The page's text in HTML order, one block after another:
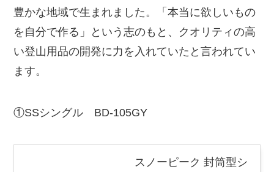
豊かな地域で生まれました。「本当に欲しいもの
を自分で作る」という志のもと、クオリティの高
い登山用品の開発に力を入れていたと言われてい
ます。
①SSシングル BD-105GY
スノーピーク 封筒型シ